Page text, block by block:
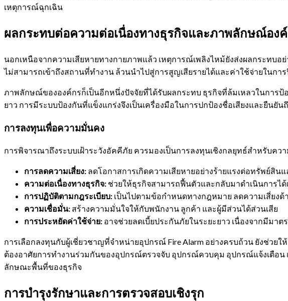
เหตุการณ์ฉุกเฉิน
ผลกระทบต่อความต่อเนื่องทางธุรกิจและภาพลักษณ์อง
นอกเหนือจากความเสียหายทางกายภาพแล้ว เหตุการณ์เพลิงไหม้ยังส่งผลกระทบ
ไม่สามารถเข้าถึงสถานที่ทำงาน ล้วนนำไปสู่การสูญเสียรายได้และค่าใช้จ่ายในกา
ภาพลักษณ์ขององค์กรก็เป็นอีกหนึ่งปัจจัยที่ได้รับผลกระทบ ธุรกิจที่ล้มเหลวในการ
ยาว การมีระบบป้องกันที่แข็งแกร่งจึงเป็นเครื่องมือในการปกป้องชื่อเสียงและยืนยั
การลงทุนเพื่อความมั่นคง
การพิจารณาถึงระบบเฝ้าระวังอัคคีภัย ควรมองเป็นการลงทุนเชิงกลยุทธ์สำหรับค
การลดความเสี่ยง: ลดโอกาสการเกิดความเสียหายอย่างร้ายแรงต่อทรัพย์สิน
ความต่อเนื่องทางธุรกิจ: ช่วยให้ธุรกิจสามารถฟื้นตัวและกลับมาดำเนินการได้
การปฏิบัติตามกฎระเบียบ: เป็นไปตามข้อกำหนดทางกฎหมาย ลดความเสี่ยง
ความเชื่อมั่น: สร้างความมั่นใจให้กับพนักงาน ลูกค้า และผู้มีส่วนได้ส่วนเสีย
การประหยัดค่าใช้จ่าย: อาจช่วยลดเบี้ยประกันภัยในระยะยาว เนื่องจากมีมา
การเลือกลงทุนกับผู้เชี่ยวชาญที่จำหน่ายอุปกรณ์ Fire Alarm อย่างครบถ้วน ยังช่วย
ต้องอาศัยการทำงานร่วมกันของอุปกรณ์ตรวจจับ อุปกรณ์ควบคุม อุปกรณ์แจ้งเตือน
ลักษณะพื้นที่ของธุรกิจ
การบำรุงรักษาและการตรวจสอบเชิงรุก